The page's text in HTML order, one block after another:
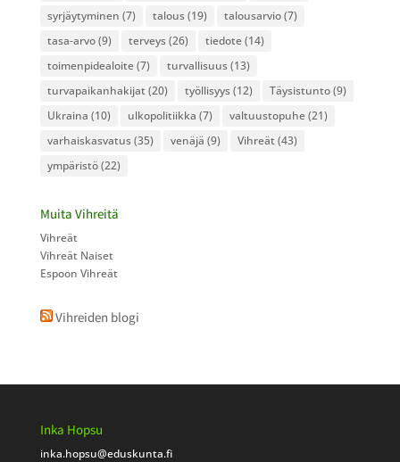
syrjäytyminen (7) talous(19) talousarvio(7)
tasa-arvo(9) terveys(26) tiedote(14)
toimenpidealoite(7) turvallisuus(13)
turvapaikanhakijat (20) työllisyys(12) Täysistunto(9)
Ukraina (10) ulkopolitiikka (7) valtuustopuhe(21)
varhaiskasvatus(35) venäjä (9) Vihreät (43)
ympäristö(22)
Muita Vihreitä
Vihreät
Vihreät Naiset
Espoon Vihreät
Vihreiden blogi
Inka Hopsu
inka.hopsu@eduskunta.fi